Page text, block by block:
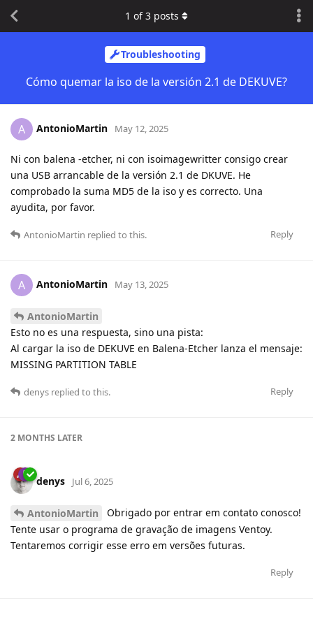
Troubleshooting
Cómo quemar la iso de la versión 2.1 de DEKUVE?
1 of3 posts
A AntonioMartin May 12, 2025
Ni con balena -etcher, ni con isoimagewritter consigo crear
una USB arrancable de la versión 2.1 de DKUVE. He
comprobado la suma MD5 de la iso y es correcto. Una
ayudita, por favor.
Reply
AntonioMartin replied to this.
A AntonioMartin May 13, 2025
AntonioMartin
Esto no es una respuesta, sino una pista:
Al cargar la iso de DEKUVE en Balena-Etcher lanza el mensaje:
MISSING PARTITION TABLE
Reply
denys replied to this.
2 MONTHS LATER
denys Jul 6, 2025
AntonioMartin
Obrigado por entrar em contato conosco!
Tente usar o programa de gravação de imagens Ventoy.
Tentaremos corrigir esse erro em versões futuras.
Reply